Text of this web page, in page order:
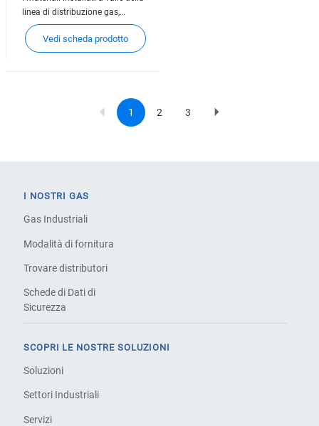
linea di distribuzione gas,
denominati punti di utilizzo,
consentono la connessione delle
apparecchiature dell'utente alla
Vedi scheda prodotto
Current
page
1 Page
2 Page
3
Next
I NOSTRI GAS
Gas Industriali
Modalità di fornitura
Trovare distributori
Schede di Dati di
Sicurezza
SCOPRI LE NOSTRE SOLUZIONI
Soluzioni
Settori Industriali
Servizi